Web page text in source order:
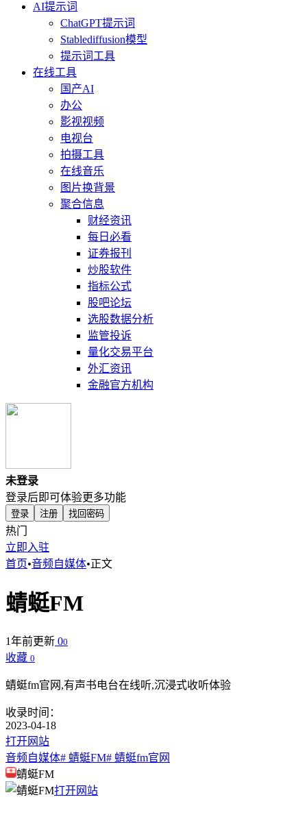
AI提示词
ChatGPT提示词
Stablediffusion模型
提示词工具
在线工具
国产AI
办公
影视视频
电视台
拍摄工具
在线音乐
图片换背景
聚合信息
财经资讯
每日必看
证券报刊
炒股软件
指标公式
股吧论坛
选股数据分析
监管投诉
量化交易平台
外汇资讯
金融官方机构
未登录
登录后即可体验更多功能
登录 注册 找回密码
热门
立即入驻
首页•音频自媒体•正文
蜻蜓FM
1年前更新 00
收藏 0
蜻蜓fm官网,有声书电台在线听,沉浸式收听体验
收录时间：
2023-04-18
打开网站
音频自媒体# 蜻蜓FM# 蜻蜓fm官网
蜻蜓FM
打开网站